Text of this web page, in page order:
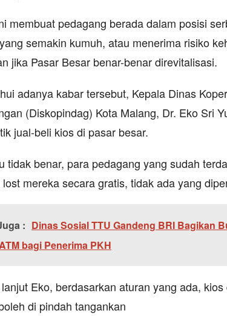
membuat pedagang berada dalam posisi
semakin kumuh, atau menerima risiko
jika Pasar Besar benar-benar direvitalisasi.
adanya kabar tersebut, Kepala Dinas
(Diskopindag) Kota Malang, Dr. Eko Sri
jual-beli kios di pasar besar.
tidak benar, para pedagang yang sudah
mereka secara gratis, tidak ada yang
: Dinas Sosial TTU Gandeng BRI Bagikan
bagi Penerima PKH
Eko, berdasarkan aturan yang ada,
di pindah tangankan